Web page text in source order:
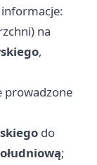
na
,
prowadzone
do
;